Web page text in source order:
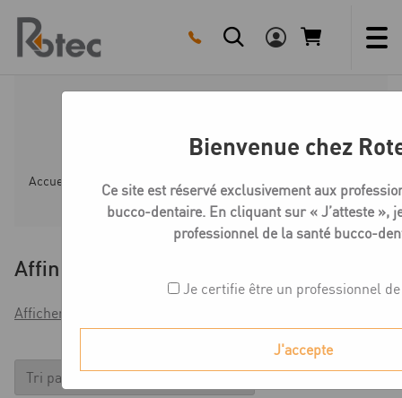
content
Accueil Boutique Compatible Osstem Implant TS-
Affiner
Afficher les filtres
Bienvenue chez
Ce site est réservé exclusivement aux
bucco-dentaire. En cliquant sur « J’atteste »,
professionnel de la santé bucco-
Je certifie être un professionnel
J'accepte